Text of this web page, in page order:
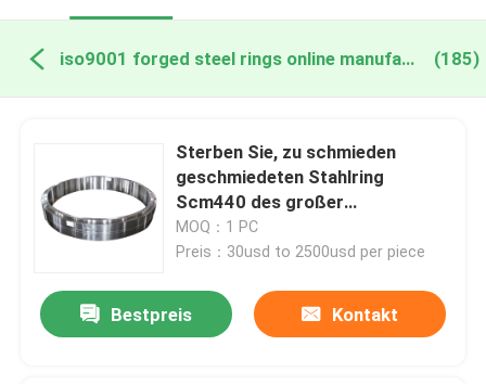
iso9001 forged steel rings online manufacture (185)
Sterben Sie, zu schmieden
geschmiedeten Stahlring
Scm440 des großer
Durchmesser-Stahlring-4140
Scm415
MOQ：1 PC
Preis：30usd to 2500usd per piece
Bestpreis Kontakt